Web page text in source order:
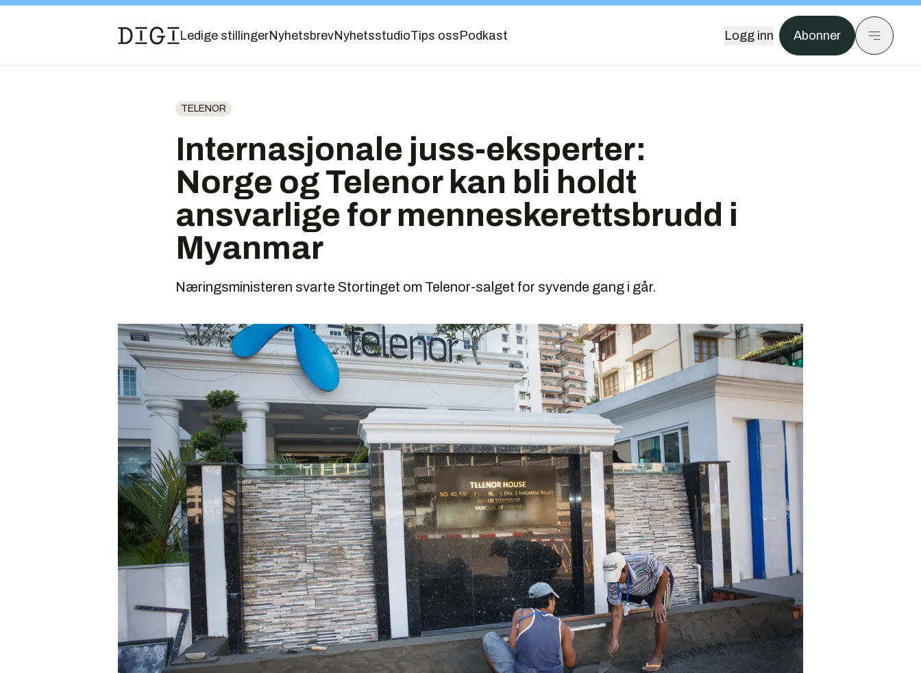
Ledige stillingerNyhetsbrevNyhetsstudioTips oss Podkast Logg inn Abonner
TELENOR
Internasjonale juss-eksperter:
Norge og Telenor kan bli holdt
ansvarlige for menneskerettsbrudd i
Myanmar
Næringsministeren svarte Stortinget om Telenor-salget for syvende gang i går.